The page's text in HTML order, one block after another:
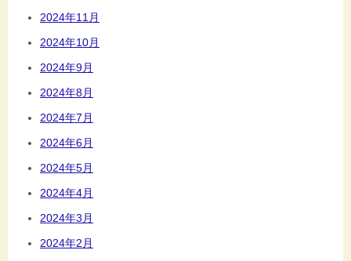
2024年11月
2024年10月
2024年9月
2024年8月
2024年7月
2024年6月
2024年5月
2024年4月
2024年3月
2024年2月